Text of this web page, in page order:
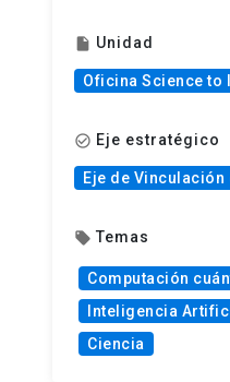
insert_drive_file Unidad
Oficina Science to
check_circle_outline Eje estratégico
Eje de Vinculación
local_offer Temas
Computación
Inteligencia
Ciencia